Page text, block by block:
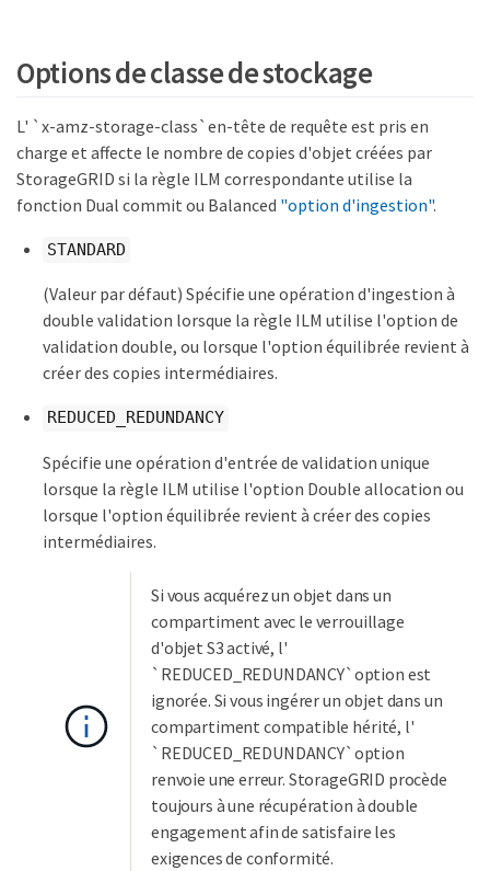
Options de classe de stockage
L' `x-amz-storage-class`en-tête de requête est pris en
charge et affecte le nombre de copies d'objet créées par
StorageGRID si la règle ILM correspondante utilise la
fonction Dual commit ou Balanced "option d'ingestion".
STANDARD
(Valeur par défaut) Spécifie une opération d'ingestion à
double validation lorsque la règle ILM utilise l'option de
validation double, ou lorsque l'option équilibrée revient à
créer des copies intermédiaires.
REDUCED_REDUNDANCY
Spécifie une opération d'entrée de validation unique
lorsque la règle ILM utilise l'option Double allocation ou
lorsque l'option équilibrée revient à créer des copies
intermédiaires.
Si vous acquérez un objet dans un
compartiment avec le verrouillage
d'objet S3 activé, l'
`REDUCED_REDUNDANCY`option est
ignorée. Si vous ingérer un objet dans un
compartiment compatible hérité, l'
`REDUCED_REDUNDANCY`option
renvoie une erreur. StorageGRID procède
toujours à une récupération à double
engagement afin de satisfaire les
exigences de conformité.